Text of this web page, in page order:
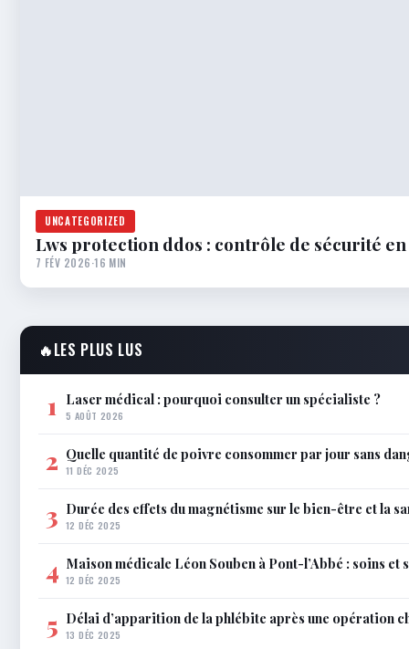
UNCATEGORIZED
Lws protection ddos : contrôle de sécurité
7 FÉV 2026·16 MIN
🔥LES PLUS LUS
1 Laser médical : pourquoi consulter un spécialiste ?
5 AOÛT 2026
2 Quelle quantité de poivre consommer par jour sans
11 DÉC 2025
3 Durée des effets du magnétisme sur le bien-être et la
12 DÉC 2025
4 Maison médicale Léon Souben à Pont-l’Abbé : soins et
12 DÉC 2025
5 Délai d’apparition de la phlébite après une opération
13 DÉC 2025